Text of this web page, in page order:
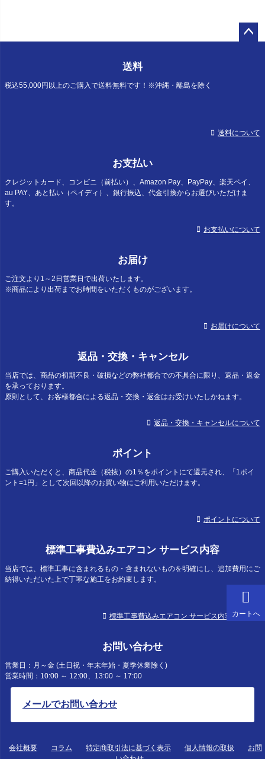
カートへ
送料
税込55,000円以上のご購入で送料無料です！※沖縄・離島を除く
送料について
お支払い
クレジットカード、コンビニ（前払い）、Amazon Pay、PayPay、楽天ペイ、
au PAY、あと払い（ペイディ）、銀行振込、代金引換からお選びいただけま
す。
お支払いについて
お届け
ご注文より1～2日営業日で出荷いたします。
※商品により出荷までお時間をいただくものがございます。
お届けについて
返品・交換・キャンセル
当店では、商品の初期不良・破損などの弊社都合での不具合に限り、返品・返金
を承っております。
原則として、お客様都合による返品・交換・返金はお受けいたしかねます。
返品・交換・キャンセルについて
ポイント
ご購入いただくと、商品代金（税抜）の1％をポイントにて還元され、「1ポイ
ント=1円」として次回以降のお買い物にご利用いただけます。
ポイントについて
標準工事費込みエアコン サービス内容
当店では、標準工事に含まれるもの・含まれないものを明確にし、追加費用にご
納得いただいた上で丁寧な施工をお約束します。
標準工事費込みエアコン サービス内容について
お問い合わせ
営業日：月～金 (土日祝・年末年始・夏季休業除く)
営業時間：10:00 ～ 12:00、13:00 ～ 17:00
メールでお問い合わせ
会社概要 コラム 特定商取引法に基づく表示 個人情報の取扱
お問